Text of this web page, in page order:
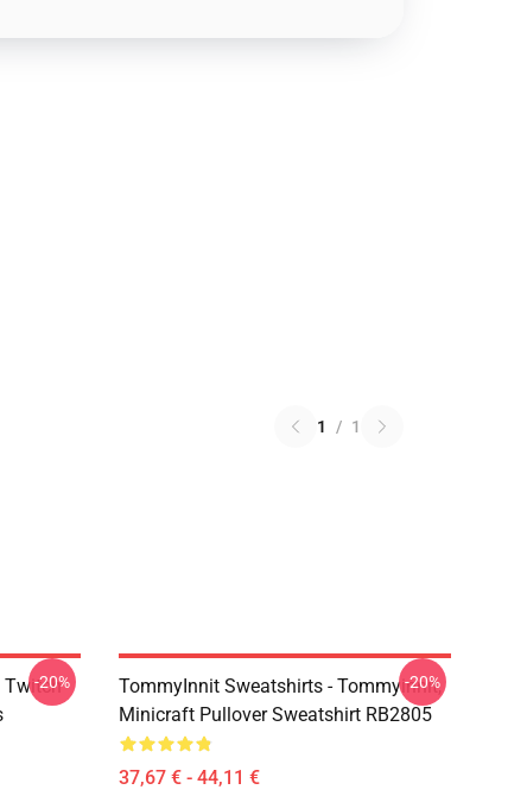
1 / 1
Twitch
-20%
TommyInnit Sweatshirts - Tommyinnit,
Minicraft Pullover Sweatshirt RB2805
37,67 € - 44,11 €
-20%